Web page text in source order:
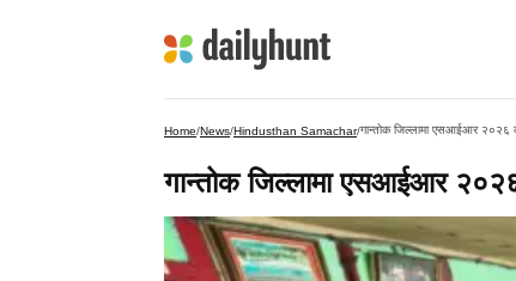
Home/News/Hindusthan Samachar/गान्तोक जिल्लामा एसआईआर २०२६
गान्तोक जिल्लामा एसआईआर